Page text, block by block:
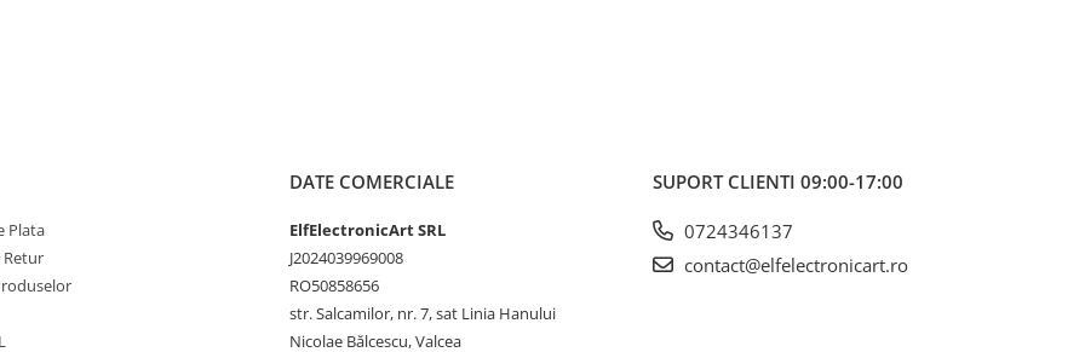
Plata
Retur
DATE COMERCIALE
ElfElectronicArt SRL
J2024039969008
RO50858656
str. Salcamilor, nr. 7, sat Linia Hanului
Nicolae Bălcescu, Valcea
SUPORT CLIENTI 09:00-17:00
0724346137
contact@elfelectronicart.ro